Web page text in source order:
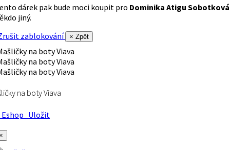
dárek pak bude moci koupit pro Dominika Atigu Sobotková
jiný.
zablokování
× Zpět
na boty Viava
Uložit